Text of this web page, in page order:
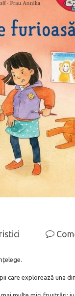
care explorează una